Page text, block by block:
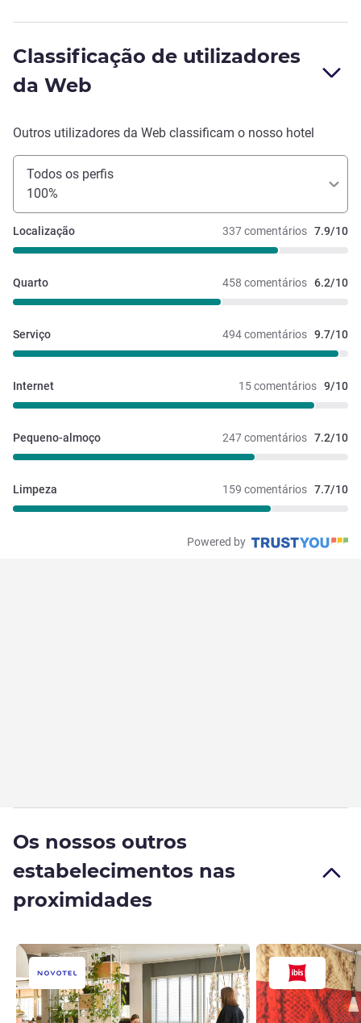
Classificação de utilizadores
da Web
Outros utilizadores da Web classificam o nosso hotel
Todos os perfis
100%
337 comentários 7.9/10
Localização
458 comentários 6.2/10
Quarto
494 comentários 9.7/10
Serviço
15 comentários 9/10
Internet
247 comentários 7.2/10
Pequeno-almoço
159 comentários 7.7/10
Limpeza
Powered by
Os nossos outros
estabelecimentos nas
proximidades